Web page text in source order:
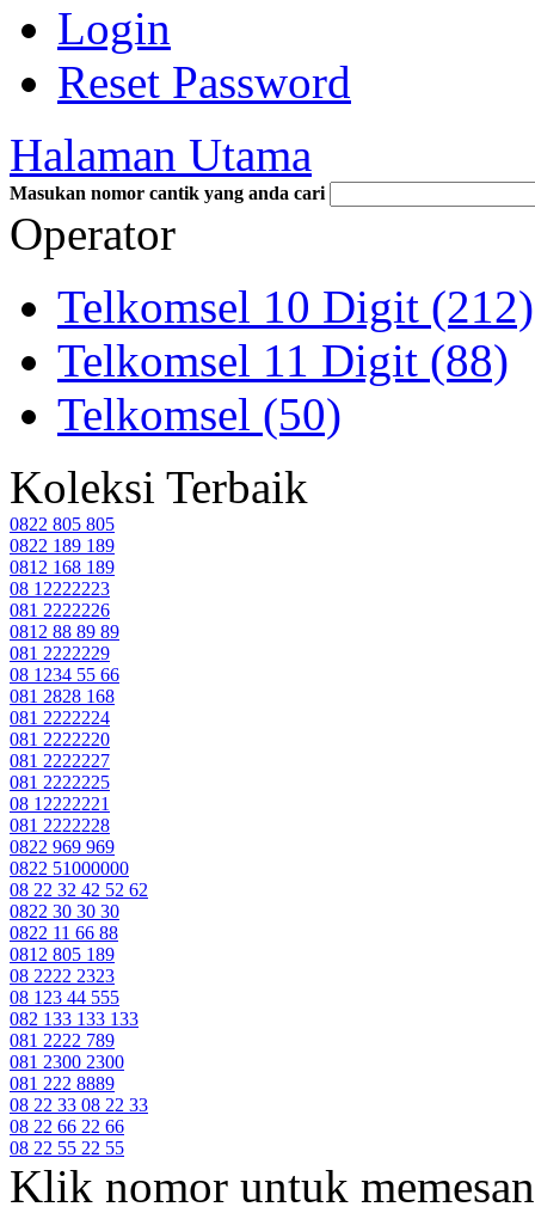
Login
Reset Password
Halaman Utama
Masukan nomor cantik yang anda cari
Operator
Telkomsel 10 Digit (212)
Telkomsel 11 Digit (88)
Telkomsel (50)
Koleksi Terbaik
0822 805 805
0822 189 189
0812 168 189
08 12222223
081 2222226
0812 88 89 89
081 2222229
08 1234 55 66
081 2828 168
081 2222224
081 2222220
081 2222227
081 2222225
08 12222221
081 2222228
0822 969 969
0822 51000000
08 22 32 42 52 62
0822 30 30 30
0822 11 66 88
0812 805 189
08 2222 2323
08 123 44 555
082 133 133 133
081 2222 789
081 2300 2300
081 222 8889
08 22 33 08 22 33
08 22 66 22 66
08 22 55 22 55
Klik nomor untuk memesan